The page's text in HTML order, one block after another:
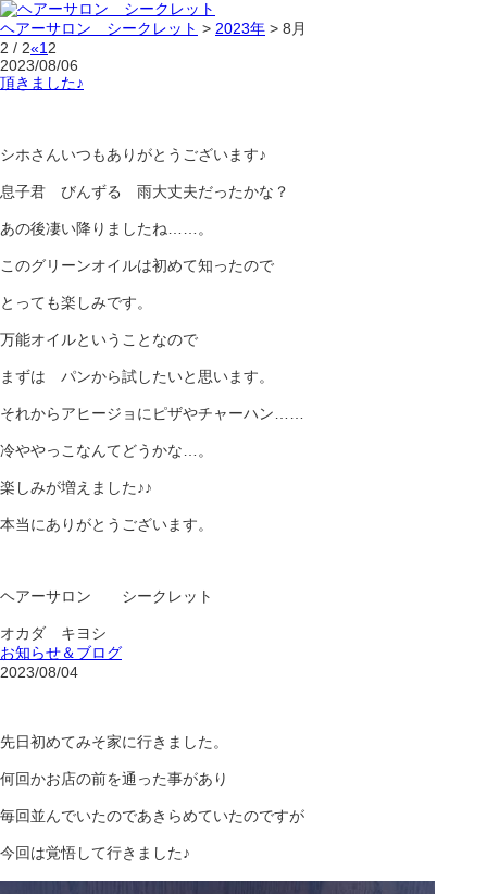
ヘアーサロン シークレット > 2023年 > 8月
2 / 2«1 2
2023/08/06
頂きました♪
シホさんいつもありがとうございます♪
息子君 びんずる 雨大丈夫だったかな？
あの後凄い降りましたね……。
このグリーンオイルは初めて知ったので
とっても楽しみです。
万能オイルということなので
まずは パンから試したいと思います。
それからアヒージョにピザやチャーハン……
冷ややっこなんてどうかな…。
楽しみが増えました♪♪
本当にありがとうございます。
ヘアーサロン シークレット
オカダ キヨシ
お知らせ＆ブログ
2023/08/04
先日初めてみそ家に行きました。
何回かお店の前を通った事があり
毎回並んでいたのであきらめていたのですが
今回は覚悟して行きました♪